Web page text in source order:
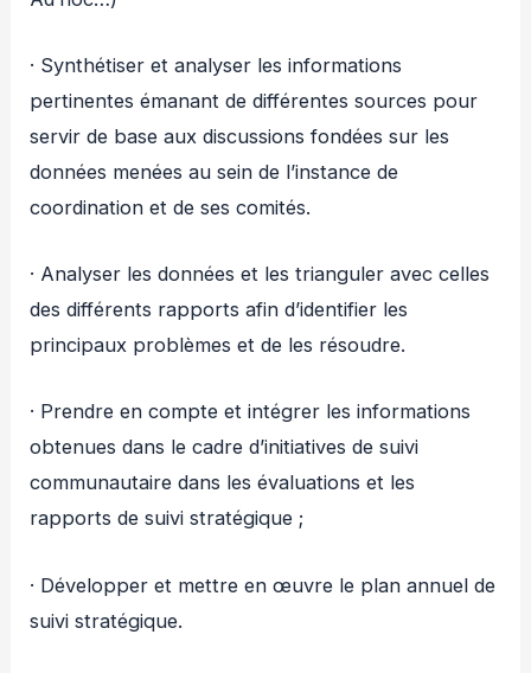
· Synthétiser et analyser les informations
pertinentes émanant de différentes sources pour
servir de base aux discussions fondées sur les
données menées au sein de l’instance de
coordination et de ses comités.
· Analyser les données et les trianguler avec celles
des différents rapports afin d’identifier les
principaux problèmes et de les résoudre.
· Prendre en compte et intégrer les informations
obtenues dans le cadre d’initiatives de suivi
communautaire dans les évaluations et les
rapports de suivi stratégique ;
· Développer et mettre en œuvre le plan annuel de
suivi stratégique.